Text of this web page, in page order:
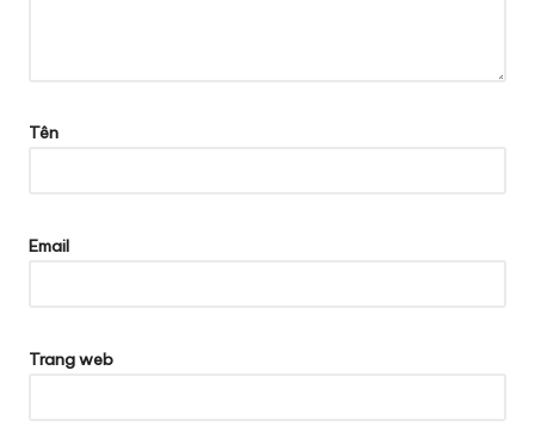
Tên
Email
Trang web